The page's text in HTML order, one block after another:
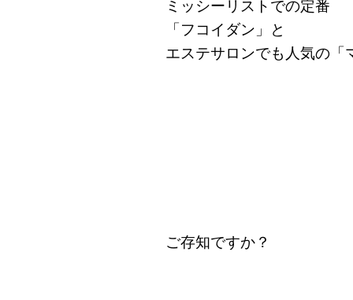
ミッシーリストでの定番
「フコイダン」と
エステサロンでも人気の「
ご存知ですか？